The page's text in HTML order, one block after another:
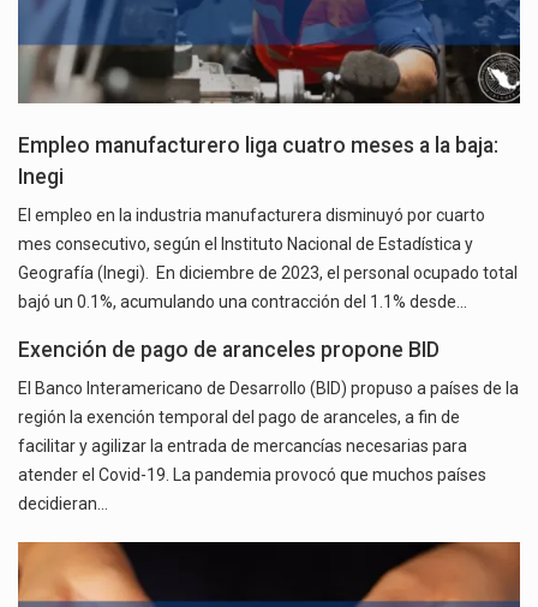
Empleo manufacturero liga cuatro meses a la baja:
Inegi
El empleo en la industria manufacturera disminuyó por cuarto
mes consecutivo, según el Instituto Nacional de Estadística y
Geografía (Inegi). En diciembre de 2023, el personal ocupado total
bajó un 0.1%, acumulando una contracción del 1.1% desde…
Exención de pago de aranceles propone BID
El Banco Interamericano de Desarrollo (BID) propuso a países de la
región la exención temporal del pago de aranceles, a fin de
facilitar y agilizar la entrada de mercancías necesarias para
atender el Covid-19. La pandemia provocó que muchos países
decidieran…